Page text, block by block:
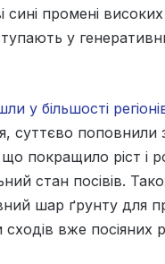
сині промені високих
у
у більшості
суттєво поповнили
що покращило ріст і
стан посівів.
шар ґрунту для
сходів вже посіяних